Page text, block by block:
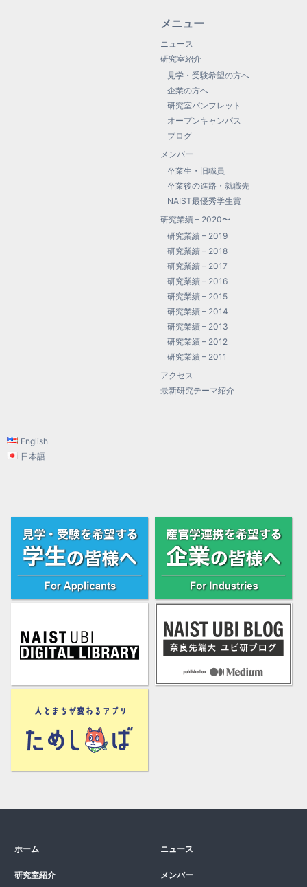
メニュー
ニュース
研究室紹介
見学・受験希望の方へ
企業の方へ
研究室パンフレット
オープンキャンパス
ブログ
メンバー
卒業生・旧職員
卒業後の進路・就職先
NAIST最優秀学生賞
研究業績 – 2020〜
研究業績 – 2019
研究業績 – 2018
研究業績 – 2017
研究業績 – 2016
研究業績 – 2015
研究業績 – 2014
研究業績 – 2013
研究業績 – 2012
研究業績 – 2011
アクセス
最新研究テーマ紹介
English
日本語
ホーム ニュース
研究室紹介 メンバー